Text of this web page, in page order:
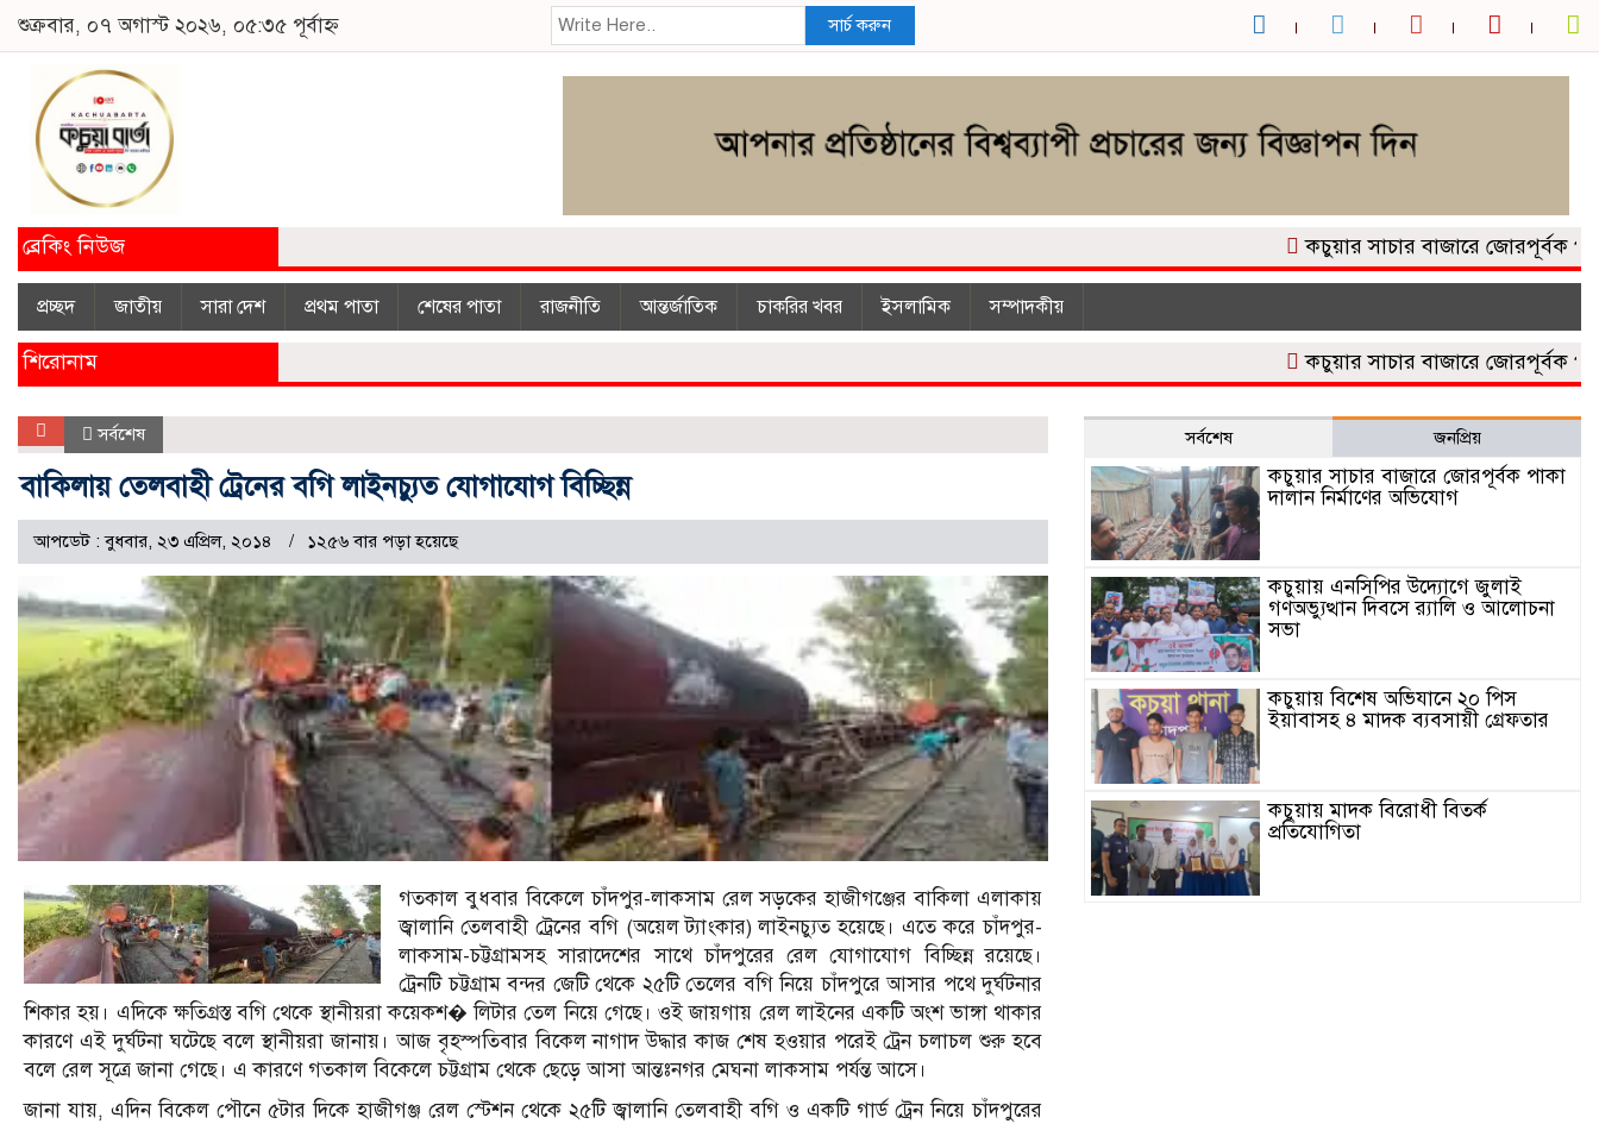
শুক্রবার, ০৭ অগাস্ট ২০২৬, ০৫:৩৫ পূর্বাহ্ন সার্চ করুন
ব্রেকিং নিউজ কচুয়ার সাচার বাজারে জোরপূর্বক পাকা
প্রচ্ছদ জাতীয় সারা দেশ প্রথম পাতা শেষের পাতা রাজনীতি আন্তর্জাতিক চাকরির খবর ইসলা‌মিক সম্পাদকীয়
শিরোনাম কচুয়ার সাচার বাজারে জোরপূর্বক পাকা
সর্বশেষ
বাকিলায় তেলবাহী ট্রেনের বগি লাইনচ্যুত যোগাযোগ বিচ্ছিন্ন
আপডেট : বুধবার, ২৩ এপ্রিল, ২০১৪ ১২৫৬ বার পড়া হয়েছে
গতকাল বুধবার বিকেলে চাঁদপুর-লাকসাম রেল সড়কের হাজীগঞ্জের বাকিলা এলাকায়
জ্বালানি তেলবাহী ট্রেনের বগি (অয়েল ট্যাংকার) লাইনচ্যুত হয়েছে। এতে করে চাঁদপুর-
লাকসাম-চট্টগ্রামসহ সারাদেশের সাথে চাঁদপুরের রেল যোগাযোগ বিচ্ছিন্ন রয়েছে।
ট্রেনটি চট্টগ্রাম বন্দর জেটি থেকে ২৫টি তেলের বগি নিয়ে চাঁদপুরে আসার পথে দুর্ঘটনার
শিকার হয়। এদিকে ক্ষতিগ্রস্ত বগি থেকে স্থানীয়রা কয়েকশ� লিটার তেল নিয়ে গেছে। ওই জায়গায় রেল লাইনের একটি অংশ ভাঙ্গা থাকার
কারণে এই দুর্ঘটনা ঘটেছে বলে স্থানীয়রা জানায়। আজ বৃহস্পতিবার বিকেল নাগাদ উদ্ধার কাজ শেষ হওয়ার পরেই ট্রেন চলাচল শুরু হবে
বলে রেল সূত্রে জানা গেছে। এ কারণে গতকাল বিকেলে চট্টগ্রাম থেকে ছেড়ে আসা আন্তঃনগর মেঘনা লাকসাম পর্যন্ত আসে।
জানা যায়, এদিন বিকেল পৌনে ৫টার দিকে হাজীগঞ্জ রেল স্টেশন থেকে ২৫টি জ্বালানি তেলবাহী বগি ও একটি গার্ড ট্রেন নিয়ে চাঁদপুরের
সর্বশেষ জনপ্রিয়
কচুয়ার সাচার বাজারে জোরপূর্বক পাকা
দালান নির্মাণের অভিযোগ
কচুয়ায় এনসিপির উদ্যোগে জুলাই
গণঅভ্যুত্থান দিবসে র‌্যালি ও আলোচনা
সভা
কচুয়ায় বিশেষ অভিযানে ২০ পিস
ইয়াবাসহ ৪ মাদক ব্যবসায়ী গ্রেফতার
কচুয়ায় মাদক বিরোধী বিতর্ক
প্রতিযোগিতা